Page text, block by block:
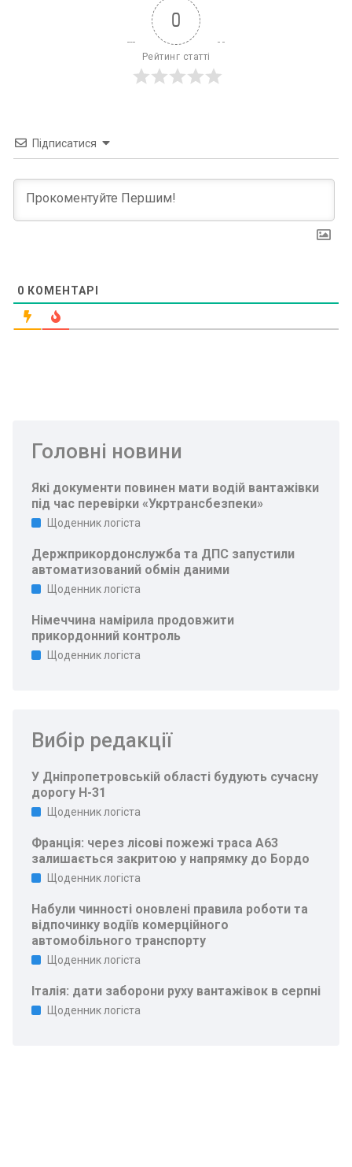
0
Рейтинг статті
Підписатися
0 КОМЕНТАРІ
Головні новини
Які документи повинен мати водій вантажівки
під час перевірки «Укртрансбезпеки»
Щоденник логіста
Держприкордонслужба та ДПС запустили
автоматизований обмін даними
Щоденник логіста
Німеччина намірила продовжити
прикордонний контроль
Щоденник логіста
Вибір редакції
У Дніпропетровській області будують сучасну
дорогу Н-31
Щоденник логіста
Франція: через лісові пожежі траса A63
залишається закритою у напрямку до Бордо
Щоденник логіста
Набули чинності оновлені правила роботи та
відпочинку водіїв комерційного
автомобільного транспорту
Щоденник логіста
Італія: дати заборони руху вантажівок в серпні
Щоденник логіста